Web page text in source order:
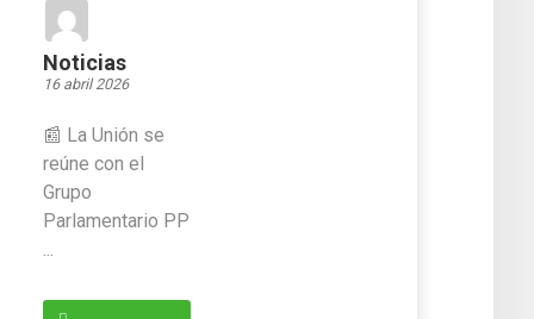
Noticias
16 abril 2026
📰 La Unión se
reúne con el
Grupo
Parlamentario PP
...